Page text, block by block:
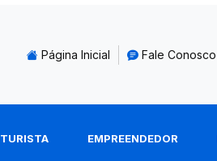
Página Inicial Fale Conosco
TURISTA EMPREENDEDOR